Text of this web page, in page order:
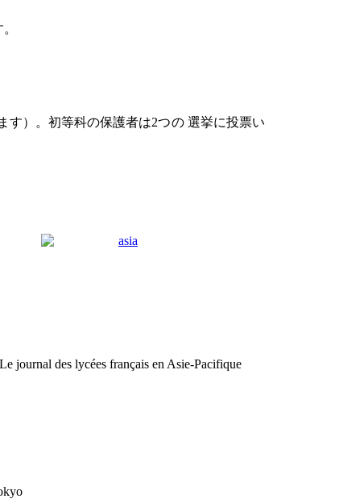
す）。初等科の保護者は2つの 選挙に投票い
Le journal des lycées français en Asie-Pacifique